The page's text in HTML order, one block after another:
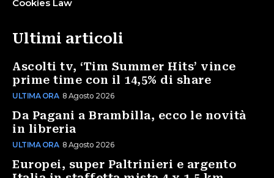
Cookies Law
Ultimi articoli
Ascolti tv, ‘Tim Summer Hits’ vince
prime time con il 14,5% di share
ULTIMA ORA 8 Agosto 2026
Da Pagani a Brambilla, ecco le novità
in libreria
ULTIMA ORA 8 Agosto 2026
Europei, super Paltrinieri e argento